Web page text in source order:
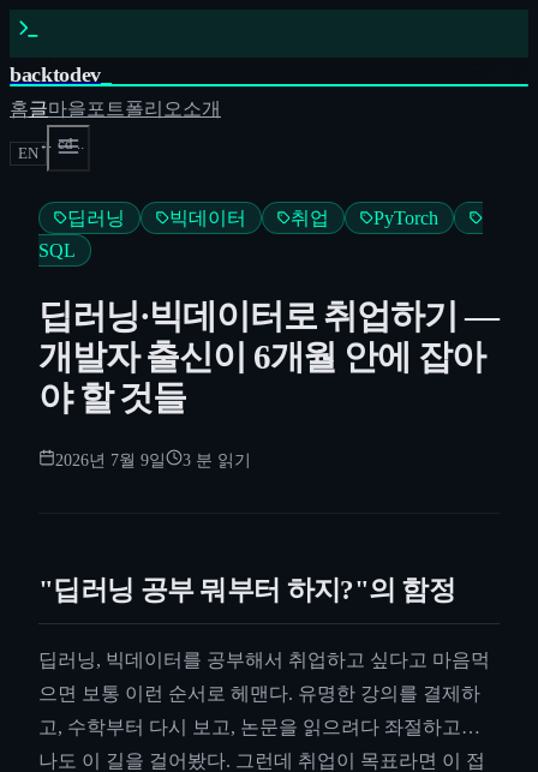
backtodev_
홈글마을포트폴리오소개
EN
← cd ..
딥러닝 빅데이터 취업
PyTorch
SQL
딥러닝·빅데이터로 취업하기 —
개발자 출신이 6개월 안에 잡아
야 할 것들
2026년 7월 9일 3 분 읽기
"딥러닝 공부 뭐부터 하지?"의 함정
딥러닝, 빅데이터를 공부해서 취업하고 싶다고 마음먹
으면 보통 이런 순서로 헤맨다. 유명한 강의를 결제하
고, 수학부터 다시 보고, 논문을 읽으려다 좌절하고…
나도 이 길을 걸어봤다. 그런데 취업이 목표라면 이 접